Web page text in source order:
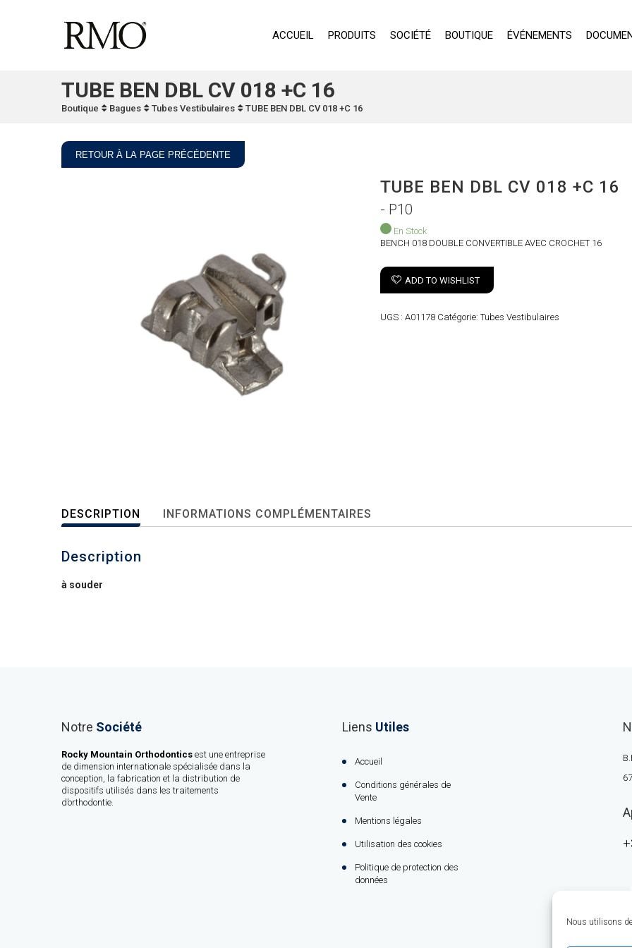
Nous utilisons
ACCUEIL PRODUITS SOCIÉTÉ BOUTIQUE ÉVÉNEMENTS
TUBE BEN DBL CV 018 +C 16
Boutique Bagues Tubes Vestibulaires TUBE BEN DBL CV 018 +C 16
RETOUR À LA PAGE PRÉCÉDENTE
TUBE BEN DBL CV 018 +C 16
- P10
En Stock
BENCH 018 DOUBLE CONVERTIBLE AVEC CROCHET 16
ADD TO WISHLIST
UGS :A01178 Catégorie:Tubes Vestibulaires
DESCRIPTION INFORMATIONS COMPLÉMENTAIRES
Description
à souder
Notre Société
Rocky Mountain Orthodontics est une entreprise
de dimension internationale spécialisée dans la
conception, la fabrication et la distribution de
dispositifs utilisés dans les traitements
d’orthodontie.
Liens Utiles
Accueil
Conditions générales de
Vente
Mentions légales
Utilisation des cookies
Politique de protection des
données